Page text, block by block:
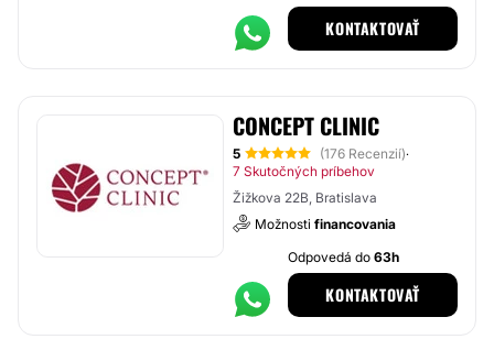
KONTAKTOVAŤ
CONCEPT CLINIC
5 (176 Recenzií)·
7 Skutočných príbehov
Žižkova 22B, Bratislava
Možnosti financovania
Odpovedá do63h
KONTAKTOVAŤ